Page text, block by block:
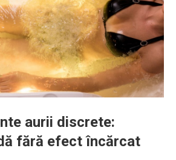
aurii discrete:
fără efect încărcat